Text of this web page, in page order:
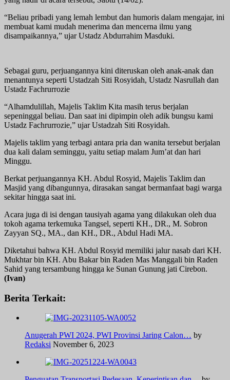
“Beliau pribadi yang lemah lembut dan humoris dalam mengajar, ini
membuat kami mudah menerima dan mencerna ilmu yang
disampaikannya,” ujar Ustadz Abdurrahim Masduki.
Sebagai guru, perjuangannya kini diteruskan oleh anak-anak dan
menantunya seperti Ustadzah Siti Rosyidah, Ustadz Nasrullah dan
Ustadz Fachrurrozie
“Alhamdulillah, Majelis Taklim Kita masih terus berjalan
sepeninggal beliau. Dan saat ini dipimpin oleh adik bungsu kami
Ustadz Fachrurrozie,” ujar Ustadzah Siti Rosyidah.
Majelis taklim yang terbagi antara pria dan wanita tersebut berjalan
dua kali dalam seminggu, yaitu setiap malam Jum’at dan hari
Minggu.
Berkat perjuangannya KH. Abdul Rosyid, Majelis Taklim dan
Masjid yang dibangunnya, dirasakan sangat bermanfaat bagi warga
sekitar hingga saat ini.
Acara juga di isi dengan tausiyah agama yang dilakukan oleh dua
tokoh agama terkemuka Tangsel, seperti KH., DR., M. Sobron
Zayyan SQ., MA., dan KH., DR., Abdul Hadi MA.
Diketahui bahwa KH. Abdul Rosyid memiliki jalur nasab dari KH.
Mukhtar bin KH. Abu Bakar bin Raden Mas Manggali bin Raden
Sahid yang tersambung hingga ke Sunan Gunung jati Cirebon.
(Ivan)
Berita Terkait:
Anugerah PWI 2024, PWI Provinsi Jaring Calon… by
Redaksi November 6, 2023